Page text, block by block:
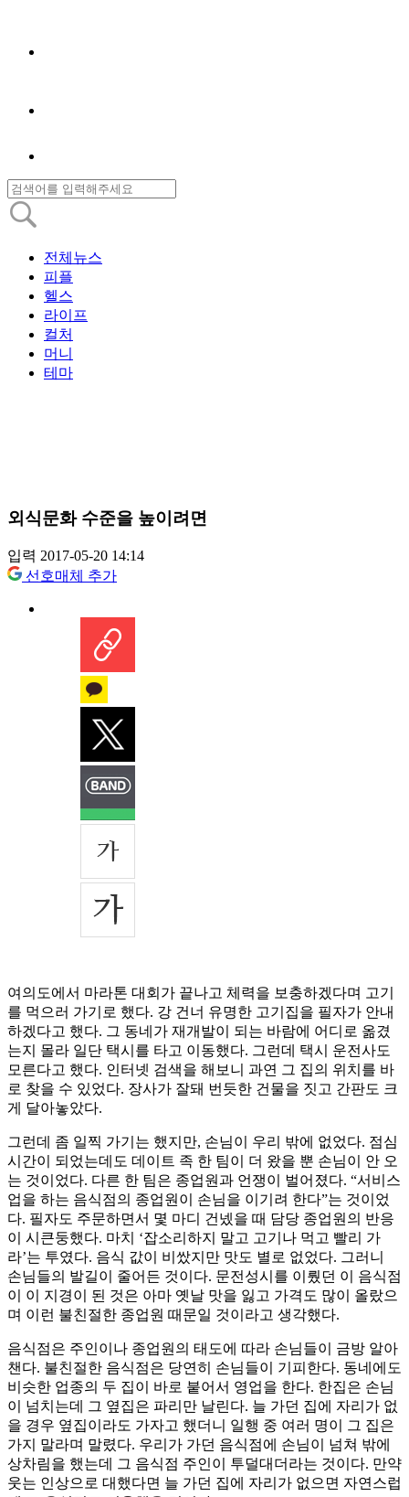
전체뉴스
피플
헬스
라이프
컬처
머니
테마
외식문화 수준을 높이려면
입력 2017-05-20 14:14
선호매체 추가
여의도에서 마라톤 대회가 끝나고 체력을 보충하겠다며 고기
를 먹으러 가기로 했다. 강 건너 유명한 고기집을 필자가 안내
하겠다고 했다. 그 동네가 재개발이 되는 바람에 어디로 옮겼
는지 몰라 일단 택시를 타고 이동했다. 그런데 택시 운전사도
모른다고 했다. 인터넷 검색을 해보니 과연 그 집의 위치를 바
로 찾을 수 있었다. 장사가 잘돼 번듯한 건물을 짓고 간판도 크
게 달아놓았다.
그런데 좀 일찍 가기는 했지만, 손님이 우리 밖에 없었다. 점심
시간이 되었는데도 데이트 족 한 팀이 더 왔을 뿐 손님이 안 오
는 것이었다. 다른 한 팀은 종업원과 언쟁이 벌어졌다. “서비스
업을 하는 음식점의 종업원이 손님을 이기려 한다”는 것이었
다. 필자도 주문하면서 몇 마디 건넸을 때 담당 종업원의 반응
이 시큰둥했다. 마치 ‘잡소리하지 말고 고기나 먹고 빨리 가
라’는 투였다. 음식 값이 비쌌지만 맛도 별로 없었다. 그러니
손님들의 발길이 줄어든 것이다. 문전성시를 이뤘던 이 음식점
이 이 지경이 된 것은 아마 옛날 맛을 잃고 가격도 많이 올랐으
며 이런 불친절한 종업원 때문일 것이라고 생각했다.
음식점은 주인이나 종업원의 태도에 따라 손님들이 금방 알아
챈다. 불친절한 음식점은 당연히 손님들이 기피한다. 동네에도
비슷한 업종의 두 집이 바로 붙어서 영업을 한다. 한집은 손님
이 넘치는데 그 옆집은 파리만 날린다. 늘 가던 집에 자리가 없
을 경우 옆집이라도 가자고 했더니 일행 중 여러 명이 그 집은
가지 말라며 말렸다. 우리가 가던 음식점에 손님이 넘쳐 밖에
상차림을 했는데 그 음식점 주인이 투덜대더라는 것이다. 만약
웃는 인상으로 대했다면 늘 가던 집에 자리가 없으면 자연스럽